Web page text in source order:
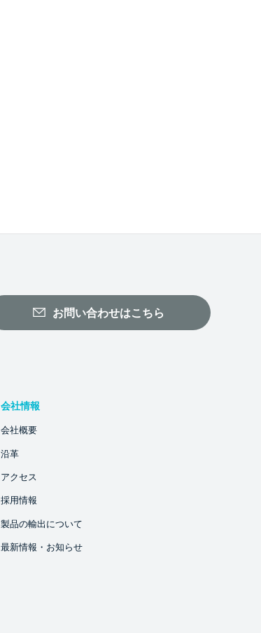
お問い合わせはこちら
会社情報
会社概要
沿革
アクセス
採用情報
製品の輸出について
最新情報・お知らせ